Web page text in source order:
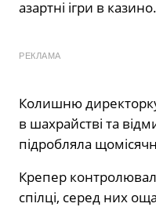
азартні ігри в казино.
РЕКЛАМА
Колишню
в шахрайстві та
підробляла
Крепер
спілці, серед них